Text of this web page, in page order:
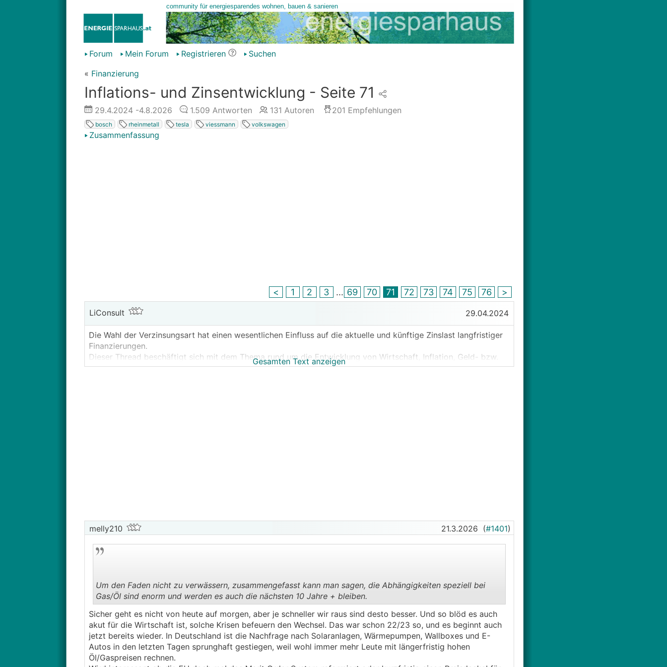
Forum Mein Forum Registrieren
Suchen
« Finanzierung
Inflations- und Zinsentwicklung - Seite 71
29.4.2024 -4.8.2026 1.509 Antworten 131 Autoren 201 Empfehlungen
bosch rheinmetall tesla viessmann volkswagen
Zusammenfassung
< 1 2 3 ... 69 70 71 72 73 74 75 76 >
LiConsult 29.04.2024
Die Wahl der Verzinsungsart hat einen wesentlichen Einfluss auf die aktuelle und künftige Zinslast langfristiger
Finanzierungen.
Dieser Thread beschäftigt sich mit dem Thema rund um die Entwicklung von Wirtschaft, Inflation, Geld- bzw.
Kapitalmarktzinsen und der individuellen Wahl der geeigneten Verzinsungsart für das neue oder auch
Gesamten Text anzeigen
melly210 21.3.2026 (#1401)
..
Um den Faden nicht zu verwässern, zusammengefasst kann man sagen, die Abhängigkeiten speziell bei
Gas/Öl sind enorm und werden es auch die nächsten 10 Jahre + bleiben.
Sicher geht es nicht von heute auf morgen, aber je schneller wir raus sind desto besser. Und so blöd es auch
akut für die Wirtschaft ist, solche Krisen befeuern den Wechsel. Das war schon 22/23 so, und es beginnt auch
jetzt bereits wieder. In Deutschland ist die Nachfrage nach Solaranlagen, Wärmepumpen, Wallboxes und E-
Autos in den letzten Tagen sprunghaft gestiegen, weil wohl immer mehr Leute mit längerfristig hohen
Öl/Gaspreisen rechnen.